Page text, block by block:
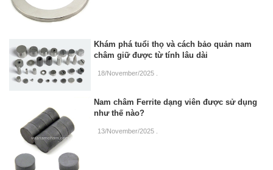
Khám phá tuổi thọ và cách bảo quản nam
châm giữ được từ tính lâu dài
18/November/2025
Nam châm Ferrite dạng viên được sử dụng
như thế nào?
13/November/2025